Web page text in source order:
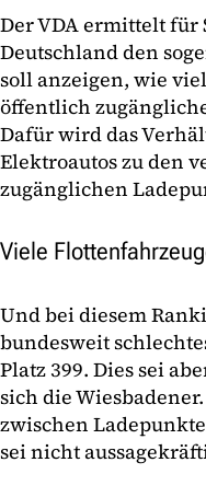
Der VDA ermittelt für
Deutschland den
soll anzeigen, wie
öffentlich
Dafür wird das
Elektroautos zu den
zugänglichen
Viele
Und bei diesem
bundesweit
Platz 399. Dies sei
sich die
zwischen
sei nicht